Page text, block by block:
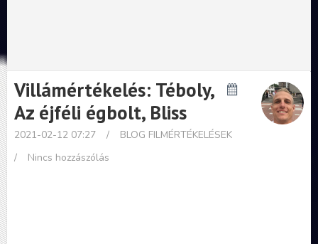
Villámértékelés: Téboly,
Az éjféli égbolt, Bliss
2021-02-12 07:27 / BLOG FILMÉRTÉKELÉSEK
/
Nincs hozzászólás